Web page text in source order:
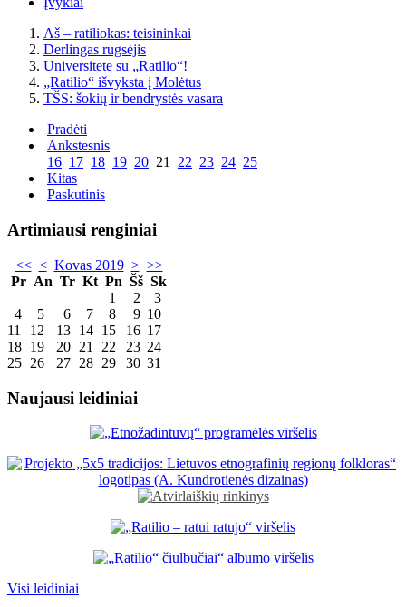
Aš – ratiliokas: teisininkai
Derlingas rugsėjis
Universitete su „Ratilio“!
„Ratilio“ išvyksta į Molėtus
TŠS: šokių ir bendrystės vasara
Pradėti
Ankstesnis
16 17 18 19 20 21 22 23 24 25
Kitas
Paskutinis
Artimiausi renginiai
<< < Kovas 2019 > >>
Pr An Tr Kt Pn Šš Sk
1
2
3
4
5 6 7 8 9 10
11
12 13 14 15 16 17
18 19 20 21 22 23 24
25 26 27 28 29 30 31
Naujausi leidiniai
Visi leidiniai